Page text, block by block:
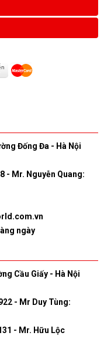
Đống Đa - Hà Nội
- Mr. Nguyễn Quang:
ngày
Cầu Giấy - Hà Nội
- Mr Duy Tùng:
- Mr. Hữu Lộc